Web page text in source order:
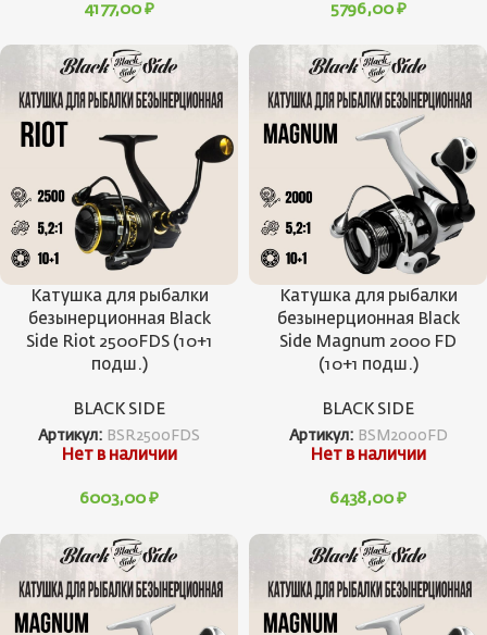
4177,00 ₽ 5796,00 ₽
Катушка для рыбалки
безынерционная Black
Side Riot 2500FDS (10+1
подш.)
BLACK SIDE
Артикул: BSR2500FDS
Нет в наличии
6003,00 ₽
Катушка для рыбалки
безынерционная Black
Side Magnum 2000 FD
(10+1 подш.)
BLACK SIDE
Артикул: BSM2000FD
Нет в наличии
6438,00 ₽